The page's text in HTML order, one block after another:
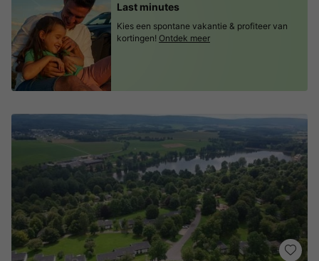
Last minutes
Kies een spontane vakantie & profiteer van
kortingen! Ontdek meer